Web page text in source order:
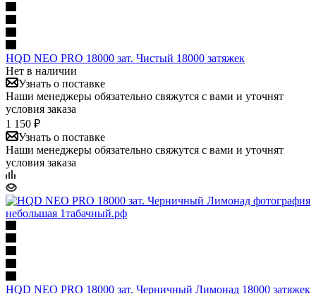
HQD NEO PRO 18000 зат. Чистый 18000 затяжек
Нет в наличии
Узнать о поставке
Наши менеджеры обязательно свяжутся с вами и уточнят
условия заказа
1 150 ₽
Узнать о поставке
Наши менеджеры обязательно свяжутся с вами и уточнят
условия заказа
HQD NEO PRO 18000 зат. Черничный Лимонад 18000 затяжек